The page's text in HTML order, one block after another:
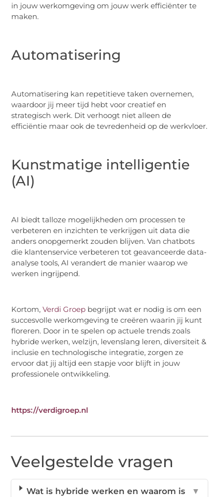
in jouw werkomgeving om jouw werk efficiënter te
maken.
Automatisering
Automatisering kan repetitieve taken overnemen,
waardoor jij meer tijd hebt voor creatief en
strategisch werk. Dit verhoogt niet alleen de
efficiëntie maar ook de tevredenheid op de werkvloer.
Kunstmatige intelligentie
(AI)
AI biedt talloze mogelijkheden om processen te
verbeteren en inzichten te verkrijgen uit data die
anders onopgemerkt zouden blijven. Van chatbots
die klantenservice verbeteren tot geavanceerde data-
analyse tools, AI verandert de manier waarop we
werken ingrijpend.
Kortom,Verdi Groep begrijpt wat er nodig is om een
succesvolle werkomgeving te creëren waarin jij kunt
floreren. Door in te spelen op actuele trends zoals
hybride werken, welzijn, levenslang leren, diversiteit &
inclusie en technologische integratie, zorgen ze
ervoor dat jij altijd een stapje voor blijft in jouw
professionele ontwikkeling.
https://verdigroep.nl
Veelgestelde vragen
Wat is hybride werken en waarom is
▼